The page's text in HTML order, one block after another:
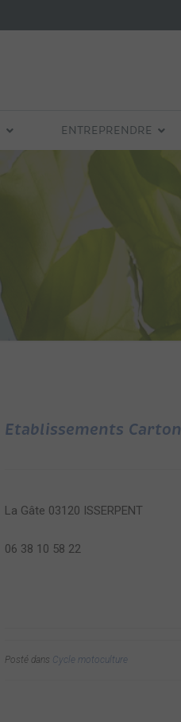
ENTREPRENDRE
Etablissements Carton
La Gâte 03120 ISSERPENT
06 38 10 58 22
Posté dans Cycle motoculture